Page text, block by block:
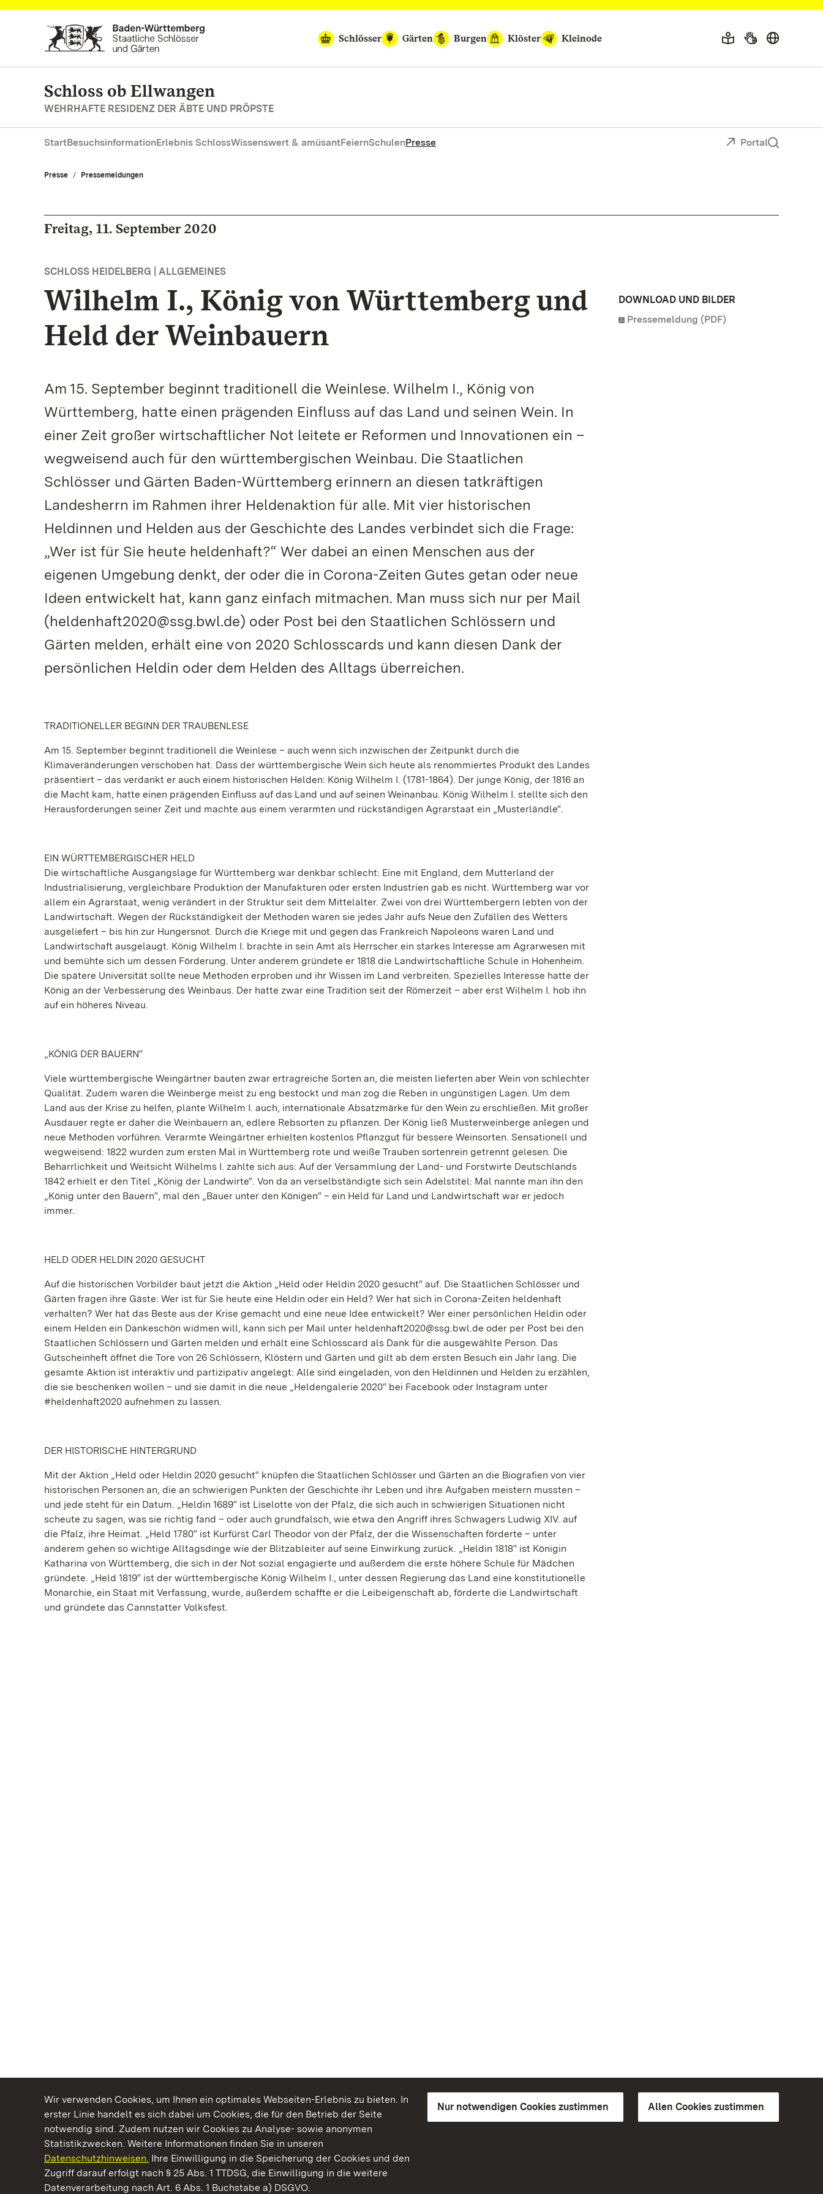
Wir verwenden Cookies, um Ihnen ein optimales Webseiten-Erlebnis zu bieten. In
erster Linie handelt es sich dabei um Cookies, die für den Betrieb der Seite
notwendig sind. Zudem nutzen wir Cookies zu Analyse- sowie anonymen
Statistikzwecken. Weitere Informationen finden Sie in unseren
Datenschutzhinweisen. Ihre Einwilligung in die Speicherung der Cookies und den
Zugriff darauf erfolgt nach § 25 Abs. 1 TTDSG, die Einwilligung in die weitere
Datenverarbeitung nach Art. 6 Abs. 1 Buchstabe a) DSGVO.
Nur notwendigen Cookies zustimmen Allen Cookies zustimmen
Zum Hauptinhalt springen
Schlösser
Gärten Burgen Klöster Kleinode
Schloss ob Ellwangen
WEHRHAFTE RESIDENZ DER ÄBTE UND PRÖPSTE
StartBesuchsinformationErlebnis SchlossWissenswert & amüsantFeiernSchulenPresse Portal
Presse Pressemeldungen
Freitag, 11. September 2020
SCHLOSS HEIDELBERG | ALLGEMEINES
Wilhelm I., König von Württemberg und
Held der Weinbauern
Am 15. September beginnt traditionell die Weinlese. Wilhelm I., König von
Württemberg, hatte einen prägenden Einfluss auf das Land und seinen Wein. In
einer Zeit großer wirtschaftlicher Not leitete er Reformen und Innovationen ein –
wegweisend auch für den württembergischen Weinbau. Die Staatlichen
Schlösser und Gärten Baden-Württemberg erinnern an diesen tatkräftigen
Landesherrn im Rahmen ihrer Heldenaktion für alle. Mit vier historischen
Heldinnen und Helden aus der Geschichte des Landes verbindet sich die Frage:
„Wer ist für Sie heute heldenhaft?“ Wer dabei an einen Menschen aus der
eigenen Umgebung denkt, der oder die in Corona-Zeiten Gutes getan oder neue
Ideen entwickelt hat, kann ganz einfach mitmachen. Man muss sich nur per Mail
(heldenhaft2020@ssg.bwl.de) oder Post bei den Staatlichen Schlössern und
Gärten melden, erhält eine von 2020 Schlosscards und kann diesen Dank der
persönlichen Heldin oder dem Helden des Alltags überreichen.
TRADITIONELLER BEGINN DER TRAUBENLESE
Am 15. September beginnt traditionell die Weinlese – auch wenn sich inzwischen der Zeitpunkt durch die
Klimaveränderungen verschoben hat. Dass der württembergische Wein sich heute als renommiertes Produkt des Landes
präsentiert – das verdankt er auch einem historischen Helden: König Wilhelm I. (1781-1864). Der junge König, der 1816 an
die Macht kam, hatte einen prägenden Einfluss auf das Land und auf seinen Weinanbau. König Wilhelm I. stellte sich den
Herausforderungen seiner Zeit und machte aus einem verarmten und rückständigen Agrarstaat ein „Musterländle“.
EIN WÜRTTEMBERGISCHER HELD
Die wirtschaftliche Ausgangslage für Württemberg war denkbar schlecht: Eine mit England, dem Mutterland der
Industrialisierung, vergleichbare Produktion der Manufakturen oder ersten Industrien gab es nicht. Württemberg war vor
allem ein Agrarstaat, wenig verändert in der Struktur seit dem Mittelalter. Zwei von drei Württembergern lebten von der
Landwirtschaft. Wegen der Rückständigkeit der Methoden waren sie jedes Jahr aufs Neue den Zufällen des Wetters
ausgeliefert – bis hin zur Hungersnot. Durch die Kriege mit und gegen das Frankreich Napoleons waren Land und
Landwirtschaft ausgelaugt. König Wilhelm I. brachte in sein Amt als Herrscher ein starkes Interesse am Agrarwesen mit
und bemühte sich um dessen Förderung. Unter anderem gründete er 1818 die Landwirtschaftliche Schule in Hohenheim.
Die spätere Universität sollte neue Methoden erproben und ihr Wissen im Land verbreiten. Spezielles Interesse hatte der
König an der Verbesserung des Weinbaus. Der hatte zwar eine Tradition seit der Römerzeit – aber erst Wilhelm I. hob ihn
auf ein höheres Niveau.
„KÖNIG DER BAUERN“
Viele württembergische Weingärtner bauten zwar ertragreiche Sorten an, die meisten lieferten aber Wein von schlechter
Qualität. Zudem waren die Weinberge meist zu eng bestockt und man zog die Reben in ungünstigen Lagen. Um dem
Land aus der Krise zu helfen, plante Wilhelm I. auch, internationale Absatzmärke für den Wein zu erschließen. Mit großer
Ausdauer regte er daher die Weinbauern an, edlere Rebsorten zu pflanzen. Der König ließ Musterweinberge anlegen und
neue Methoden vorführen. Verarmte Weingärtner erhielten kostenlos Pflanzgut für bessere Weinsorten. Sensationell und
wegweisend: 1822 wurden zum ersten Mal in Württemberg rote und weiße Trauben sortenrein getrennt gelesen. Die
Beharrlichkeit und Weitsicht Wilhelms I. zahlte sich aus: Auf der Versammlung der Land- und Forstwirte Deutschlands
1842 erhielt er den Titel „König der Landwirte“. Von da an verselbständigte sich sein Adelstitel: Mal nannte man ihn den
„König unter den Bauern“, mal den „Bauer unter den Königen“ – ein Held für Land und Landwirtschaft war er jedoch
immer.
HELD ODER HELDIN 2020 GESUCHT
Auf die historischen Vorbilder baut jetzt die Aktion „Held oder Heldin 2020 gesucht“ auf. Die Staatlichen Schlösser und
Gärten fragen ihre Gäste: Wer ist für Sie heute eine Heldin oder ein Held? Wer hat sich in Corona-Zeiten heldenhaft
verhalten? Wer hat das Beste aus der Krise gemacht und eine neue Idee entwickelt? Wer einer persönlichen Heldin oder
einem Helden ein Dankeschön widmen will, kann sich per Mail unter heldenhaft2020@ssg.bwl.de oder per Post bei den
Staatlichen Schlössern und Gärten melden und erhält eine Schlosscard als Dank für die ausgewählte Person. Das
Gutscheinheft öffnet die Tore von 26 Schlössern, Klöstern und Gärten und gilt ab dem ersten Besuch ein Jahr lang. Die
gesamte Aktion ist interaktiv und partizipativ angelegt: Alle sind eingeladen, von den Heldinnen und Helden zu erzählen,
die sie beschenken wollen – und sie damit in die neue „Heldengalerie 2020“ bei Facebook oder Instagram unter
#heldenhaft2020 aufnehmen zu lassen.
DER HISTORISCHE HINTERGRUND
Mit der Aktion „Held oder Heldin 2020 gesucht“ knüpfen die Staatlichen Schlösser und Gärten an die Biografien von vier
historischen Personen an, die an schwierigen Punkten der Geschichte ihr Leben und ihre Aufgaben meistern mussten –
und jede steht für ein Datum. „Heldin 1689“ ist Liselotte von der Pfalz, die sich auch in schwierigen Situationen nicht
scheute zu sagen, was sie richtig fand – oder auch grundfalsch, wie etwa den Angriff ihres Schwagers Ludwig XIV. auf
die Pfalz, ihre Heimat. „Held 1780“ ist Kurfürst Carl Theodor von der Pfalz, der die Wissenschaften förderte – unter
anderem gehen so wichtige Alltagsdinge wie der Blitzableiter auf seine Einwirkung zurück. „Heldin 1818“ ist Königin
Katharina von Württemberg, die sich in der Not sozial engagierte und außerdem die erste höhere Schule für Mädchen
gründete. „Held 1819“ ist der württembergische König Wilhelm I., unter dessen Regierung das Land eine konstitutionelle
Monarchie, ein Staat mit Verfassung, wurde, außerdem schaffte er die Leibeigenschaft ab, förderte die Landwirtschaft
und gründete das Cannstatter Volksfest.
DOWNLOAD UND BILDER
Pressemeldung (PDF)
Kommen. Staunen. Genießen.